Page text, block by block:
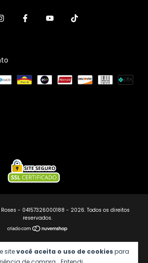
sitevocê aceita o uso de cookiespara
- 04157326000188 - 2026. Todos os direitos
reservados.